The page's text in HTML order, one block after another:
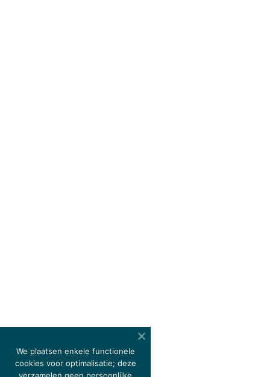
We plaatsen enkele functionele
cookies voor optimalisatie; deze